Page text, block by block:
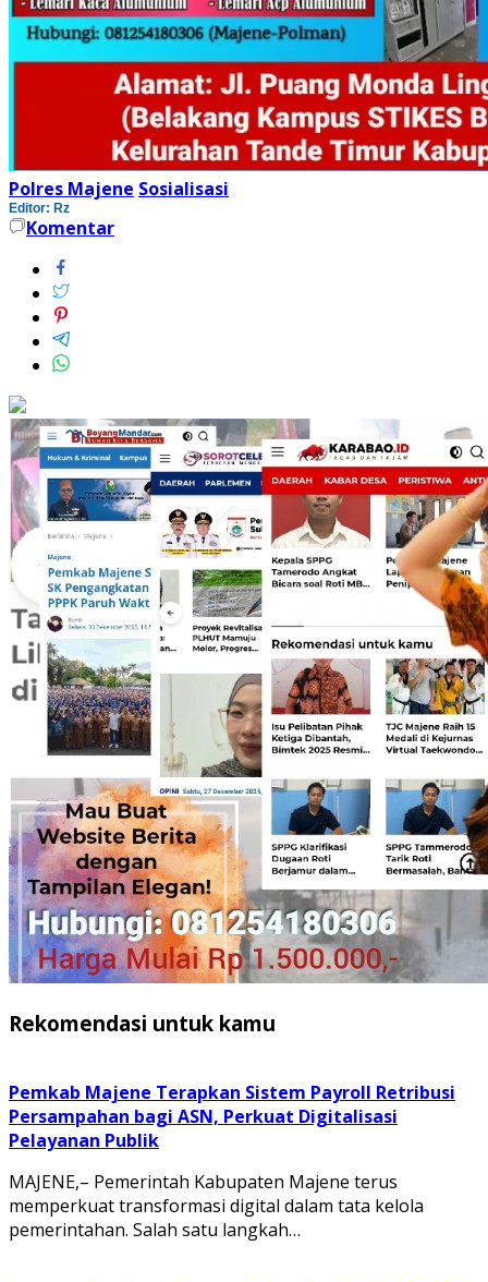
Polres Majene Sosialisasi
Editor: Rz
Komentar
Rekomendasi untuk kamu
Pemkab Majene Terapkan Sistem Payroll Retribusi
Persampahan bagi ASN, Perkuat Digitalisasi
Pelayanan Publik
MAJENE,– Pemerintah Kabupaten Majene terus
memperkuat transformasi digital dalam tata kelola
pemerintahan. Salah satu langkah…